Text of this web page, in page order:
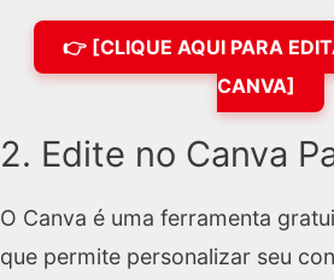
👉 [CLIQUE AQUI PARA
CANVA]
2. Edite no Canva
O Canva é uma ferramenta
que permite personalizar seu